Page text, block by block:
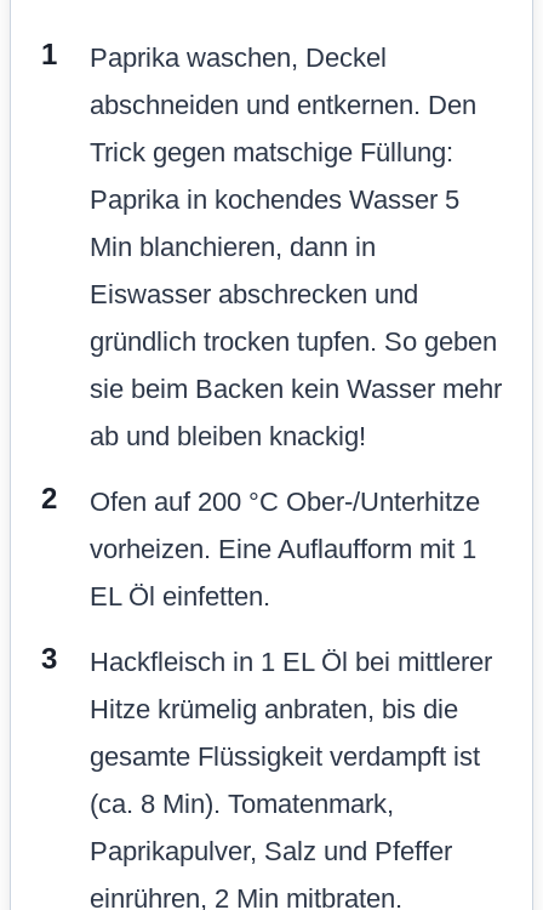
Paprika waschen, Deckel
abschneiden und entkernen. Den
Trick gegen matschige Füllung:
Paprika in kochendes Wasser 5
Min blanchieren, dann in
Eiswasser abschrecken und
gründlich trocken tupfen. So geben
sie beim Backen kein Wasser mehr
ab und bleiben knackig!
Ofen auf 200 °C Ober-/Unterhitze
vorheizen. Eine Auflaufform mit 1
EL Öl einfetten.
Hackfleisch in 1 EL Öl bei mittlerer
Hitze krümelig anbraten, bis die
gesamte Flüssigkeit verdampft ist
(ca. 8 Min). Tomatenmark,
Paprikapulver, Salz und Pfeffer
einrühren, 2 Min mitbraten.